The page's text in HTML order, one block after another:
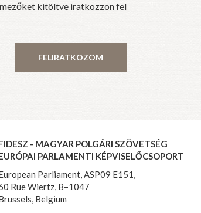
kitöltve iratkozzon fel
FELIRATKOZOM
- MAGYAR POLGÁRI SZÖVETSÉG
PARLAMENTI KÉPVISELŐCSOPORT
Parliament, ASP09 E151,
Rue Wiertz, B–1047
Belgium